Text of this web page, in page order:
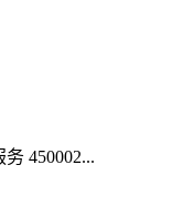
450002...